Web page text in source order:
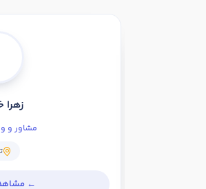
زهرا
مشاور و